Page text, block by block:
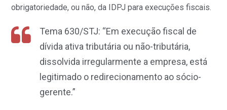
obrigatoriedade, ou não, da IDPJ para execuções fiscais.
Tema 630/STJ: “Em execução fiscal de
dívida ativa tributária ou não-tributária,
dissolvida irregularmente a empresa, está
legitimado o redirecionamento ao sócio-
gerente.”